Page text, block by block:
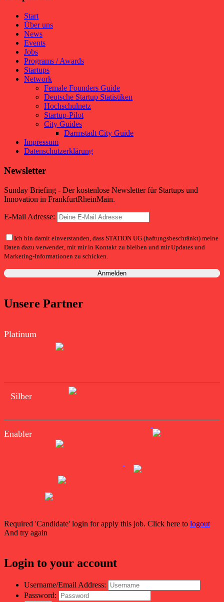
Start
Über uns
News
Events
Jobs
Programs / Awards
Startups
Network
Female Founders Guide
Deutsche Startup Statistiken
Hochschulnetz
Startup-Pilot
City Guides
Darmstadt City Guide
Impressum
Datenschutzerklärung
Newsletter
Sunday Briefing - Der kostenlose Newsletter für Startups und
Innovation in FrankfurtRheinMain.
E-Mail Adresse:
Ich bin damit einverstanden, dass STATION UG (haftungsbeschränkt) meine
Daten dazu verwendet, mit mir in Kontakt zu bleiben und mir Updates und
Marketing-Informationen zu schicken.
Unsere Partner
Platinum
Silber
Enabler
Required 'Candidate' login for apply this job. Click here to logout
And try again
Login to your account
Username/Email Address:
Password: